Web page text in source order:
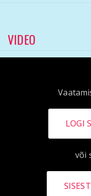
VIDEO
LOGI
või